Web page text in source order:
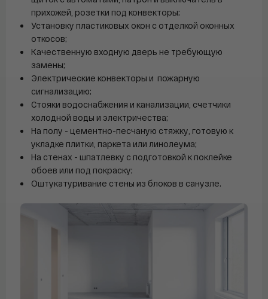
прихожей, розетки под конвекторы;
Установку пластиковых окон с отделкой оконных
откосов;
Качественную входную дверь не требующую
замены;
Электрические конвекторы и пожарную
сигнализацию;
Стояки водоснабжения и канализации, счетчики
холодной воды и электричества;
На полу - цементно-песчаную стяжку, готовую к
укладке плитки, паркета или линолеума;
На стенах - шпатлевку с подготовкой к поклейке
обоев или под покраску;
Оштукатуривание стены из блоков в санузле.